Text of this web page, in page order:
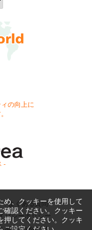
の向上に
-
よくある質問
バシーポリシー
All Rights Reserved.
め、クッキーを使用して
確認ください。クッキー
押してください。クッキ